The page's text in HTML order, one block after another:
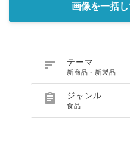
画像を一括
 テーマ
新商品・新製品
 ジャンル
食品